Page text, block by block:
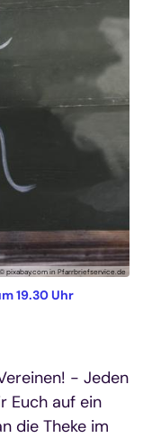
© pixabay.com in Pfarrbriefservice.de
19.30 Uhr:
- Jeden
Euch auf ein
die Theke im